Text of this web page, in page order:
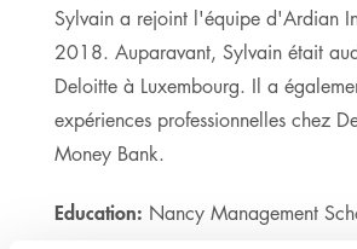
Sylvain a rejoint l'équipe d'Ardian
2018. Auparavant, Sylvain était
Deloitte à Luxembourg. Il a
expériences professionnelles chez
Money Bank.
Education: Nancy Management